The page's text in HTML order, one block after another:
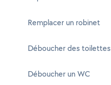
Remplacer un robinet
Déboucher des toilettes
Déboucher un WC